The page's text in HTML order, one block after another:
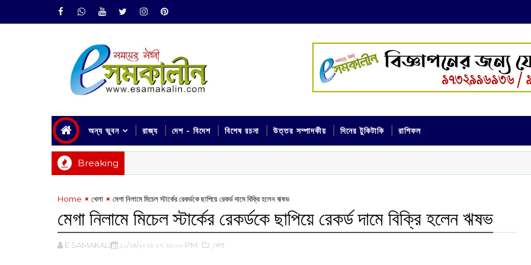
অন্য ভুবন রাজ্য দেশ - বিদেশ বিশেষ রচনা উত্তর সম্পাদকীয় দিনের টুকিটাকি রাশিফল
Breaking
Home খেলা মেগা নিলামে মিচেল স্টার্কের রেকর্ডকে ছাপিয়ে রেকর্ড দামে বিক্রি হলেন ঋষভ
মেগা নিলামে মিচেল স্টার্কের রেকর্ডকে ছাপিয়ে রেকর্ড দামে বিক্রি হলেন ঋষভ
E SAMAKALIN ১১/২৪/২০২৪ ০৭:২৩:০০ PM ,খেলা